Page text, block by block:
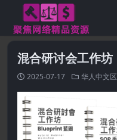
混合研讨会工作坊
2025-07-17 华人中文区